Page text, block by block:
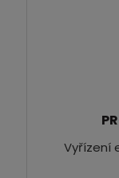
Vyřízení